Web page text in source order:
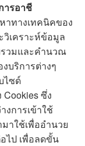
ารอาชี
าทางเทคนิคของ
วิเคราะห์ข้อมูล
รวมและคำนวณ
บริการต่างๆ
ไซด์
ซึ่ง
งการเข้าใช้
าใช้เพื่ออำนวย
ไป เพื่อลดขั้น